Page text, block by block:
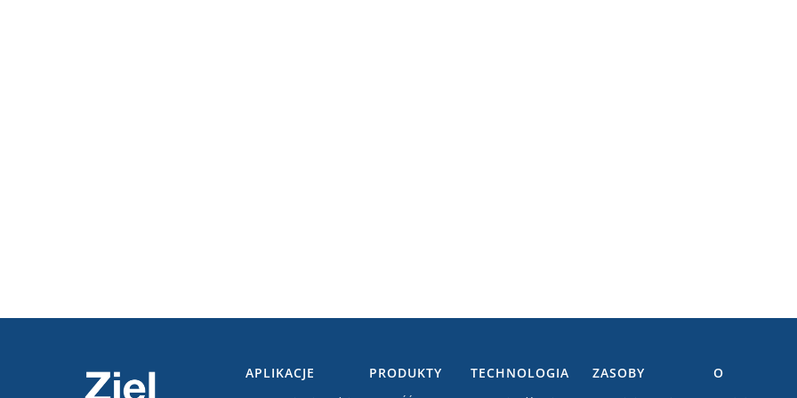
APLIKACJE PRODUKTY TECHNOLOGIA ZASOBY O